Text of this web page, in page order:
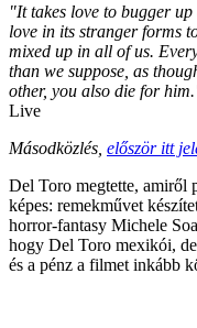
"It takes love to bugger
love in its stranger forms
mixed up in all of us.
than we suppose, as
other, you also die for
Live
Másodközlés, először itt
Del Toro megtette, amiről
képes: remekművet
horror-fantasy Michele
hogy Del Toro mexikói,
és a pénz a filmet inkább